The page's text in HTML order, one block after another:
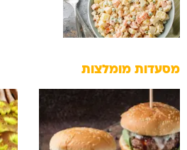
מסעדות מומלצות